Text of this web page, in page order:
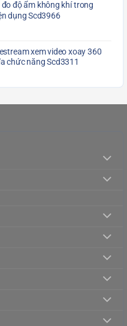
độ ẩm không khí trong
dụng Scd3966
xem video xoay 360
chức năng Scd3311